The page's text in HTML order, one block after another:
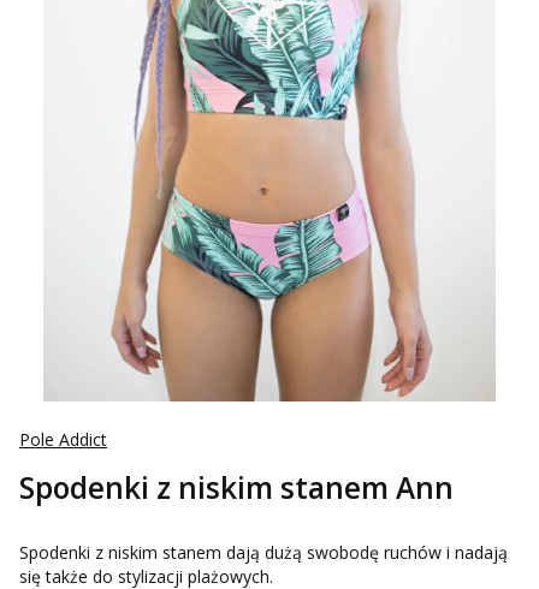
Pole Addict
Spodenki z niskim stanem Ann
Spodenki z niskim stanem dają dużą swobodę ruchów i nadają
się także do stylizacji plażowych.